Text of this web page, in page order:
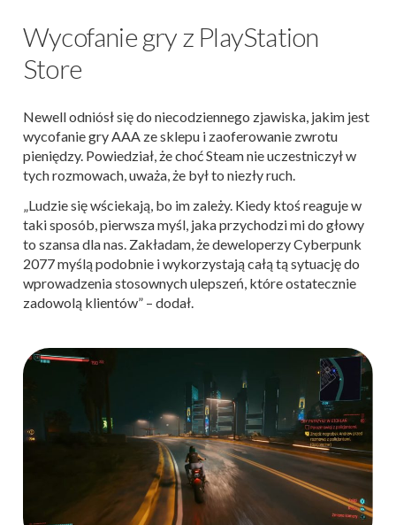
Wycofanie gry z PlayStation
Store
Newell odniósł się do niecodziennego zjawiska, jakim jest
wycofanie gry AAA ze sklepu i zaoferowanie zwrotu
pieniędzy. Powiedział, że choć Steam nie uczestniczył w
tych rozmowach, uważa, że był to niezły ruch.
„Ludzie się wściekają, bo im zależy. Kiedy ktoś reaguje w
taki sposób, pierwsza myśl, jaka przychodzi mi do głowy
to szansa dla nas. Zakładam, że deweloperzy Cyberpunk
2077 myślą podobnie i wykorzystają całą tą sytuację do
wprowadzenia stosownych ulepszeń, które ostatecznie
zadowolą klientów” – dodał.